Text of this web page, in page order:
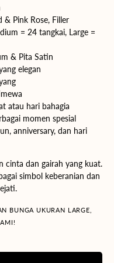
& Pink Rose, Filler
= 24 tangkai, Large =
& Pita Satin
elegan
atau hari bahagia
momen spesial
anniversary, dan hari
cinta dan gairah yang kuat.
simbol keberanian dan
BUNGA UKURAN LARGE,